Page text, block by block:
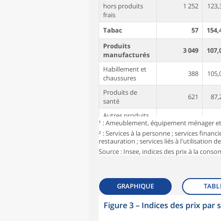
hors produits
frais
1 252
Tabac 57
Produits
manufacturés
3 049
Habillement et
chaussures
388
Produits de
santé
621
Autres produits
manufacturés¹
2 040 113,0
Énergie 912 140,1
dont Produits
Services 4 385
Loyers, eau et
ordures
ménagères
817
¹ : Ameublement, équipement ménager
² : Services à la personne ; services
restauration ; services liés à l'utilisation
Source : Insee, indices des prix à la
GRAPHIQUE
Figure 3– Indices des prix par
symboles_defaut.xml,losange